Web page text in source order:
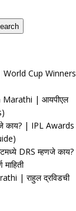
World Cup Winners
Marathi | आयपीएल
काय? | IPL Awards
DRS म्हणजे काय?
| राहुल द्रविडची